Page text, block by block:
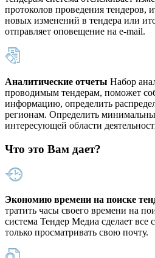
протоколов проведения тендеров,
новых изменений в тендера или
отправляет оповещение на e-mail.
Аналитические отчеты Набор
проводимым тендерам, поможет
информацию, определить
регионам. Определить
интересующей области
Что это Вам дает?
Экономию времени на поиске
тратить часы своего времени на
система Тендер Медиа сделает все
только просматривать свою почту.